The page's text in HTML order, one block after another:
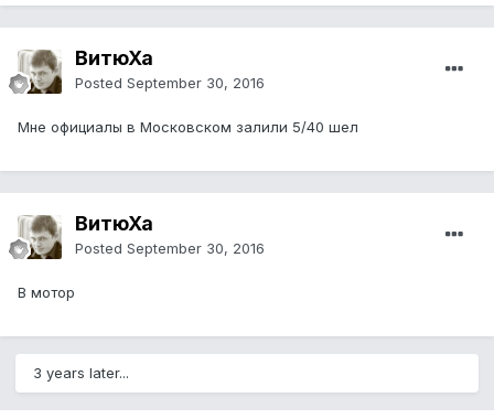
ВитюХа
Posted September 30, 2016
Мне официалы в Московском залили 5/40 шел
ВитюХа
Posted September 30, 2016
В мотор
3 years later...